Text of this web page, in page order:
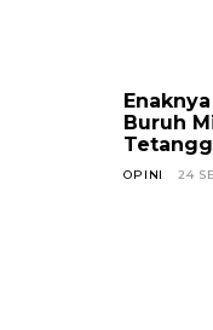
Buruh
OPINI 24